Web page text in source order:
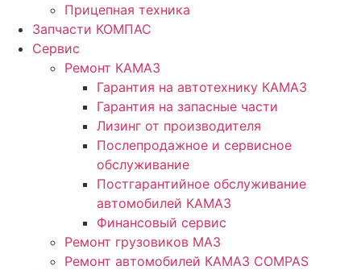
Прицепная техника
Запчасти КОМПАС
Сервис
Ремонт КАМАЗ
Гарантия на автотехнику КАМАЗ
Гарантия на запасные части
Лизинг от производителя
Послепродажное и сервисное
обслуживание
Постгарантийное обслуживание
автомобилей КАМАЗ
Финансовый сервис
Ремонт грузовиков МАЗ
Ремонт автомобилей КАМАЗ COMPAS